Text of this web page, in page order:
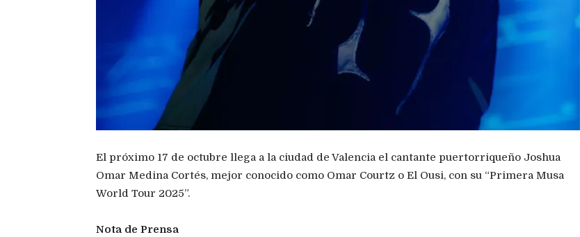
El próximo 17 de octubre llega a la ciudad de Valencia el cantante puertorriqueño Joshua
Omar Medina Cortés, mejor conocido como Omar Courtz o El Ousi, con su “Primera Musa
World Tour 2025”.
Nota de Prensa